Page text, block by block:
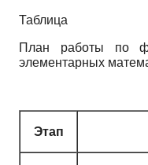
Таблица
План работы по
элементарных
Этап